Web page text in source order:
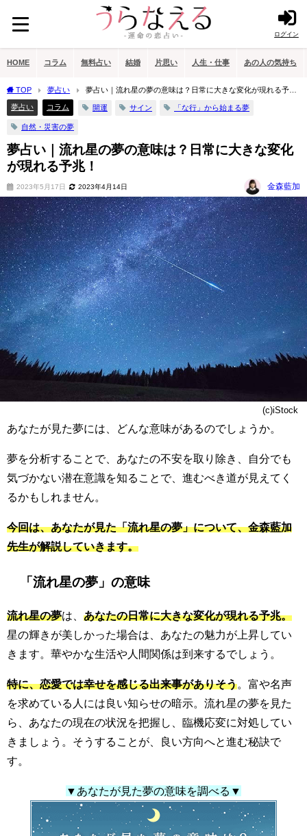
ログイン
HOME コラム 無料占い 結婚 片思い 人生・仕事 あの人の気持ち
TOP 夢占い
夢占い｜流れ星の夢の意味は？日常に大きな変化が現れる予
兆！
夢占い コラム 開運 サイン 「な行」から始まる夢
自然・災害の夢
夢占い｜流れ星の夢の意味は？日常に大きな変化
が現れる予兆！
2023年5月17日 2023年4月14日 金森藍加
(c)iStock
あなたが見た夢には、どんな意味があるのでしょうか。
夢を分析することで、あなたの不安を取り除き、自分でも
気づかない潜在意識を知ることで、進むべき道が見えてく
るかもしれません。
今回は、あなたが見た「流れ星の夢」について、金森藍加
先生が解説していきます。
「流れ星の夢」の意味
流れ星の夢は、 あなたの日常に大きな変化が現れる予兆。
星の輝きが美しかった場合は、あなたの魅力が上昇してい
きます。華やかな生活や人間関係は到来するでしょう。
特に、恋愛では幸せを感じる出来事がありそう。富や名声
を求めている人には良い知らせの暗示。流れ星の夢を見た
ら、あなたの現在の状況を把握し、臨機応変に対処してい
きましょう。そうすることが、良い方向へと進む秘訣で
す。
▼あなたが見た夢の意味を調べる▼